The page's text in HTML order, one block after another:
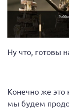
Ну что, готовы
Конечно же это
мы будем